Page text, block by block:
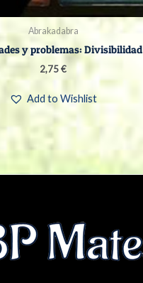
Abrakadabra
y problemas: Divisibilidad
2,75€
Add to Wishlist